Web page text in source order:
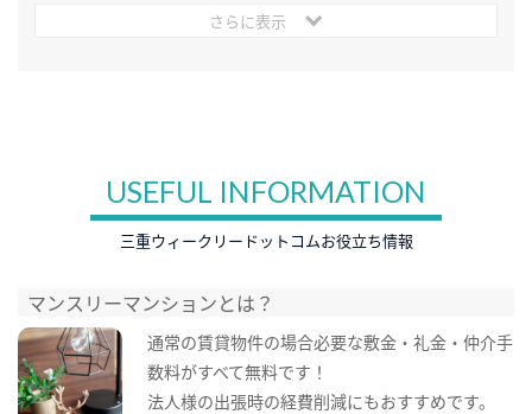
さらに表示
USEFUL INFORMATION
三重ウィークリードットコムお役立ち情報
マンスリーマンションとは？
通常の賃貸物件の場合必要な敷金・礼金・仲介手
数料がすべて無料です！
法人様の出張時の経費削減にもおすすめです。